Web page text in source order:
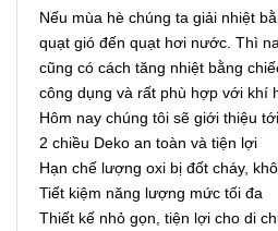
Nếu mùa hè chúng ta giải nhiệt
quạt gió đến quạt hơi nước. Thì
cũng có cách tăng nhiệt bằng
công dụng và rất phù hợp với khí
Hôm nay chúng tôi sẽ giới thiệu
2 chiều Deko an toàn và tiện lợi
Hạn chế lượng oxi bị đốt cháy,
Tiết kiệm năng lượng mức tối đa
Thiết kế nhỏ gọn, tiện lợi cho di